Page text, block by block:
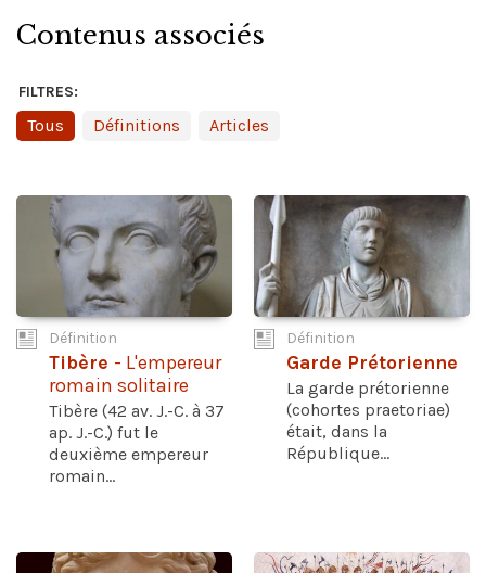
Contenus associés
FILTRES:
Tous Définitions Articles
Définition
Tibère - L'empereur
romain solitaire
Tibère (42 av. J.-C. à 37
ap. J.-C.) fut le
deuxième empereur
romain...
Définition
Garde Prétorienne
La garde prétorienne
(cohortes praetoriae)
était, dans la
République...